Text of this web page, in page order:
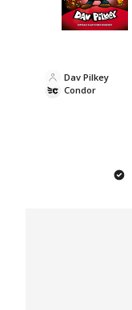
Condor
Dav Pilkey